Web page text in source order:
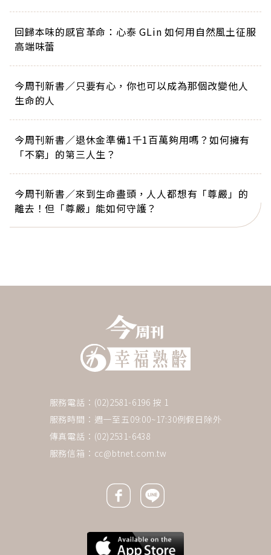
回歸本味的感官革命：心泰 GLin 如何用自然風土征服
高端味蕾
今周刊新書／只要有心，你也可以成為那個改變他人
生命的人
今周刊新書／退休金準備1千1百萬夠用嗎？如何擁有
「不窮」的第三人生？
今周刊新書／來到生命盡頭，人人都想有「尊嚴」的
離去！但「尊嚴」能如何守護？
服務電話：(02)2581-6196 按 1
服務時間：週一至五09:00~17:30例假日除外
傳真電話：(02)2531-6438
服務信箱： cc@btnet.com.tw
Facebook icon
Line icon